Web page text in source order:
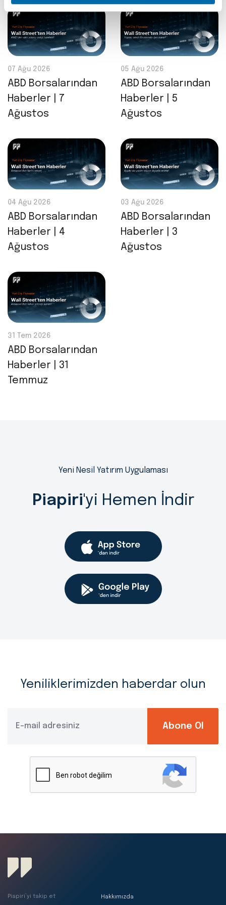
07 Ağu 2026
ABD Borsalarından
Haberler | 7
Ağustos
05 Ağu 2026
ABD Borsalarından
Haberler | 5
Ağustos
04 Ağu 2026
ABD Borsalarından
Haberler | 4
Ağustos
03 Ağu 2026
ABD Borsalarından
Haberler | 3
Ağustos
31 Tem 2026
ABD Borsalarından
Haberler | 31
Temmuz
Yeni Nesil Yatırım Uygulaması
Piapiri'yi Hemen İndir
Yeniliklerimizden haberdar olun
Abone Ol
Hakkımızda
Piapiri’yi takip et